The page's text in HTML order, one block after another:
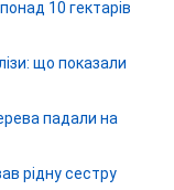
10 гектарів
що показали
падали на
рідну сестру